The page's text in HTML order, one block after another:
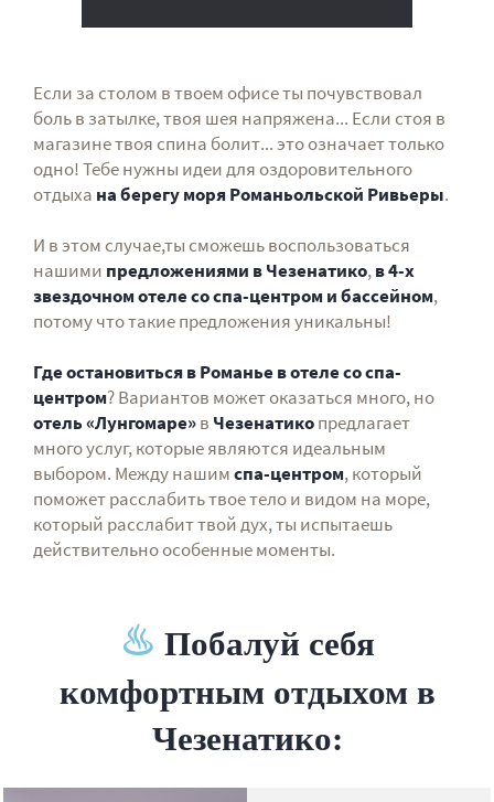
Если за столом в твоем офисе ты почувствовал
боль в затылке, твоя шея напряжена... Если стоя в
магазине твоя спина болит... это означает только
одно! Тебе нужны идеи для оздоровительного
отдыха на берегу моря Романьольской Ривьеры.
И в этом случае,ты сможешь воспользоваться
нашими предложениями в Чезенатико,в 4-х
звездочном отеле со спа-центром и бассейном,
потому что такие предложения уникальны!
Где остановиться в Романье в отеле со спа-
центром? Вариантов может оказаться много, но
отель «Лунгомаре»в Чезенатикопредлагает
много услуг, которые являются идеальным
выбором. Между нашимспа-центром, который
поможет расслабить твое тело и видом на море,
который расслабит твой дух, ты испытаешь
действительно особенные моменты.
♨ Побалуй себя
комфортным отдыхом в
Чезенатико: